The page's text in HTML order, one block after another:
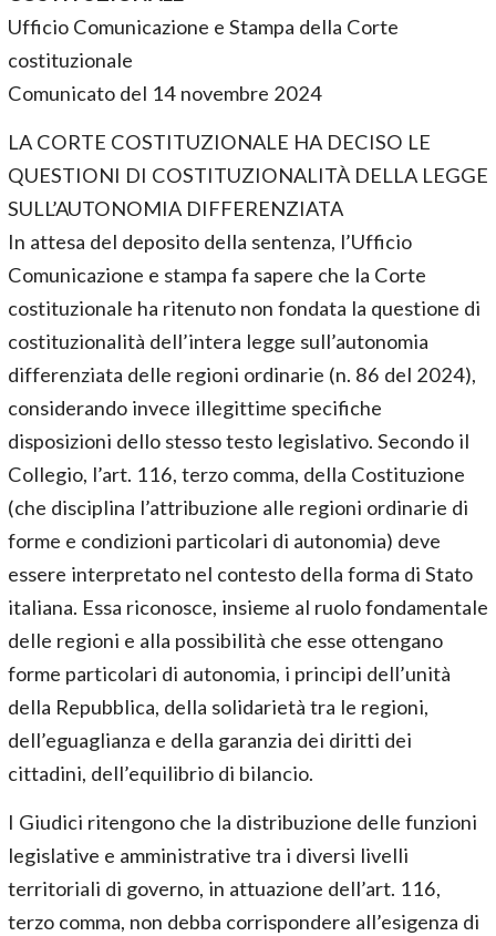
Ufficio Comunicazione e Stampa della Corte
costituzionale
Comunicato del 14 novembre 2024
LA CORTE COSTITUZIONALE HA DECISO LE
QUESTIONI DI COSTITUZIONALITÀ DELLA LEGGE
SULL’AUTONOMIA DIFFERENZIATA
In attesa del deposito della sentenza, l’Ufficio
Comunicazione e stampa fa sapere che la Corte
costituzionale ha ritenuto non fondata la questione di
costituzionalità dell’intera legge sull’autonomia
differenziata delle regioni ordinarie (n. 86 del 2024),
considerando invece illegittime specifiche
disposizioni dello stesso testo legislativo. Secondo il
Collegio, l’art. 116, terzo comma, della Costituzione
(che disciplina l’attribuzione alle regioni ordinarie di
forme e condizioni particolari di autonomia) deve
essere interpretato nel contesto della forma di Stato
italiana. Essa riconosce, insieme al ruolo fondamentale
delle regioni e alla possibilità che esse ottengano
forme particolari di autonomia, i principi dell’unità
della Repubblica, della solidarietà tra le regioni,
dell’eguaglianza e della garanzia dei diritti dei
cittadini, dell’equilibrio di bilancio.
I Giudici ritengono che la distribuzione delle funzioni
legislative e amministrative tra i diversi livelli
territoriali di governo, in attuazione dell’art. 116,
terzo comma, non debba corrispondere all’esigenza di